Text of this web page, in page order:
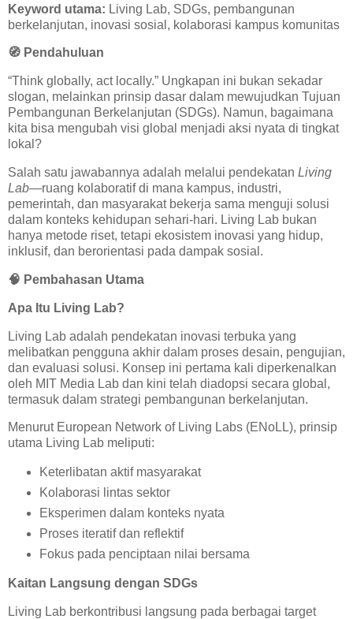
Keyword utama: Living Lab, SDGs, pembangunan
berkelanjutan, inovasi sosial, kolaborasi kampus komunitas
🧭 Pendahuluan
“Think globally, act locally.” Ungkapan ini bukan sekadar
slogan, melainkan prinsip dasar dalam mewujudkan Tujuan
Pembangunan Berkelanjutan (SDGs). Namun, bagaimana
kita bisa mengubah visi global menjadi aksi nyata di tingkat
lokal?
Salah satu jawabannya adalah melalui pendekatan Living
Lab—ruang kolaboratif di mana kampus, industri,
pemerintah, dan masyarakat bekerja sama menguji solusi
dalam konteks kehidupan sehari-hari. Living Lab bukan
hanya metode riset, tetapi ekosistem inovasi yang hidup,
inklusif, dan berorientasi pada dampak sosial.
🧠 Pembahasan Utama
Apa Itu Living Lab?
Living Lab adalah pendekatan inovasi terbuka yang
melibatkan pengguna akhir dalam proses desain, pengujian,
dan evaluasi solusi. Konsep ini pertama kali diperkenalkan
oleh MIT Media Lab dan kini telah diadopsi secara global,
termasuk dalam strategi pembangunan berkelanjutan.
Menurut European Network of Living Labs (ENoLL), prinsip
utama Living Lab meliputi:
Keterlibatan aktif masyarakat
Kolaborasi lintas sektor
Eksperimen dalam konteks nyata
Proses iteratif dan reflektif
Fokus pada penciptaan nilai bersama
Kaitan Langsung dengan SDGs
Living Lab berkontribusi langsung pada berbagai target